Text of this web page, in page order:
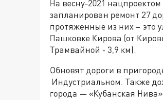
На весну-2021
запланирован ремонт 27
протяженные из них – это
Пашковке Кирова (от
Трамвайной - 3,9 км).
Обновят дороги в
Индустриальном. Также
города — «Кубанская